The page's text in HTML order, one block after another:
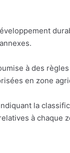
à des
en zone
la
à chaque